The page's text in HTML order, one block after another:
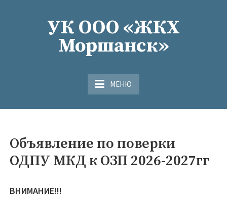
содержимомуУК ООО «ЖКХ
Моршанск»
МЕНЮ
Объявление по поверки
ОДПУ МКД к ОЗП 2026-2027гг
ВНИМАНИЕ!!!